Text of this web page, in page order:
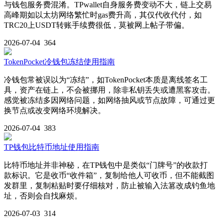
与钱包服务费混淆。TPwallet自身服务费变动不大，链上交易
高峰期如以太坊网络繁忙时gas费升高，其仅代收代付，如
TRC20上USDT转账手续费很低，莫被网上帖子带偏。
2026-07-04 364
TokenPocket冷钱包冻结使用指南
冷钱包常被误以为“冻结”，如TokenPocket本质是离线签名工
具，资产在链上，不会被挪用，除非私钥丢失或遭黑客攻击。
感觉被冻结多因网络问题，如网络抽风或节点故障，可通过更
换节点或改变网络环境解决。
2026-07-04 383
TP钱包比特币地址使用指南
比特币地址并非神秘，在TP钱包中是类似“门牌号”的收款打
款标识。它是收币“收件箱”，复制给他人可收币，但不能截图
发群里，复制粘贴时要仔细核对，防止被输入法篡改成钓鱼地
址，否则会自找麻烦。
2026-07-03 314